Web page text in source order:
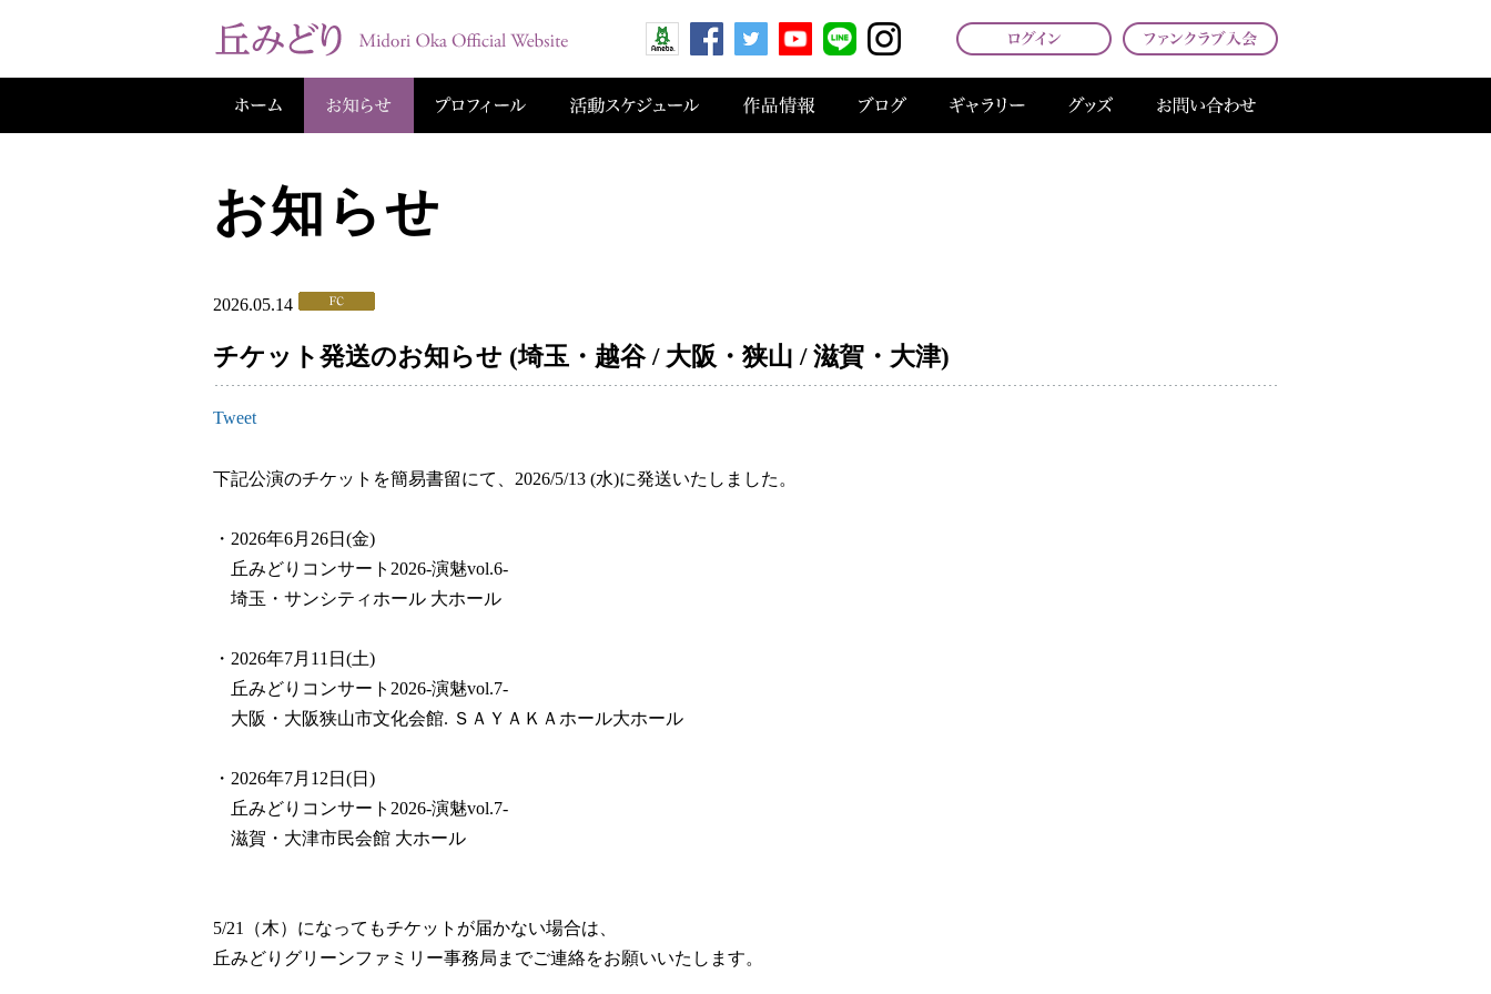
お知らせ
2026.05.14
チケット発送のお知らせ (埼玉・越谷 / 大阪・狭山 / 滋賀・大津)
Tweet
下記公演のチケットを簡易書留にて、2026/5/13 (水)に発送いたしました。
・2026年6月26日(金)
丘みどりコンサート2026-演魅vol.6-
埼玉・サンシティホール 大ホール
・2026年7月11日(土)
丘みどりコンサート2026-演魅vol.7-
大阪・大阪狭山市文化会館. ＳＡＹＡＫＡホール大ホール
・2026年7月12日(日)
丘みどりコンサート2026-演魅vol.7-
滋賀・大津市民会館 大ホール
5/21（木）になってもチケットが届かない場合は、
丘みどりグリーンファミリー事務局までご連絡をお願いいたします。